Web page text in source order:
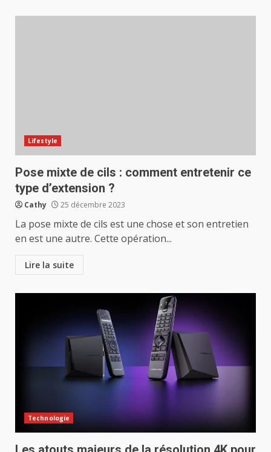
Lifestyle
Pose mixte de cils : comment entretenir ce
type d’extension ?
Cathy 25 décembre 2023
La pose mixte de cils est une chose et son entretien
en est une autre. Cette opération...
Lire la suite
Technologie